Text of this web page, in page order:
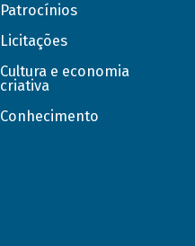
Patrocínios
Licitações
Cultura e economia
criativa
Conhecimento